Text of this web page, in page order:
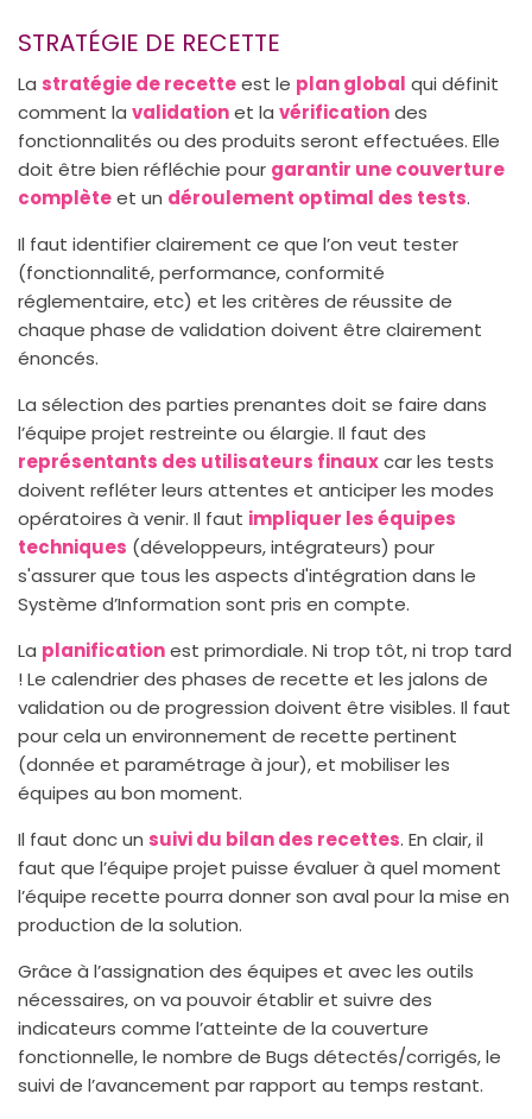
STRATÉGIE DE RECETTE
La stratégie de recetteest le plan global qui définit
comment la validationet la vérificationdes
fonctionnalités ou des produits seront effectuées. Elle
doit être bien réfléchie pour garantir une couverture
complèteet un déroulement optimal des tests.
Il faut identifier clairement ce que l’on veut tester
(fonctionnalité, performance, conformité
réglementaire, etc) et les critères de réussite de
chaque phase de validation doivent être clairement
énoncés.
La sélection des parties prenantes doit se faire dans
l’équipe projet restreinte ou élargie. Il faut des
représentants des utilisateurs finauxcar les tests
doivent refléter leurs attentes et anticiper les modes
opératoires à venir. Il faut impliquer les équipes
techniques (développeurs, intégrateurs) pour
s'assurer que tous les aspects d'intégration dans le
Système d’Information sont pris en compte.
La planificationest primordiale. Ni trop tôt, ni trop tard
! Le calendrier des phases de recette et les jalons de
validation ou de progression doivent être visibles. Il faut
pour cela un environnement de recette pertinent
(donnée et paramétrage à jour), et mobiliser les
équipes au bon moment.
Il faut donc un suivi du bilan des recettes. En clair, il
faut que l’équipe projet puisse évaluer à quel moment
l’équipe recette pourra donner son aval pour la mise en
production de la solution.
Grâce à l’assignation des équipes et avec les outils
nécessaires, on va pouvoir établir et suivre des
indicateurs comme l’atteinte de la couverture
fonctionnelle, le nombre de Bugs détectés/corrigés, le
suivi de l’avancement par rapport au temps restant.